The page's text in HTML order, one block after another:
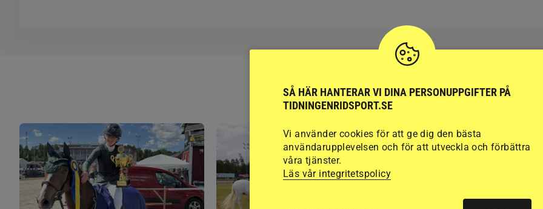
RIDSPORT
BLOGGAR
SÅ HÄR HANTERAR VI DINA PERSONUPPGIFTER PÅ
TIDNINGENRIDSPORT.SE
Vi använder cookies för att ge dig den bästa
användarupplevelsen och för att utveckla och förbättra
våra tjänster.
Läs vår integritetspolicy